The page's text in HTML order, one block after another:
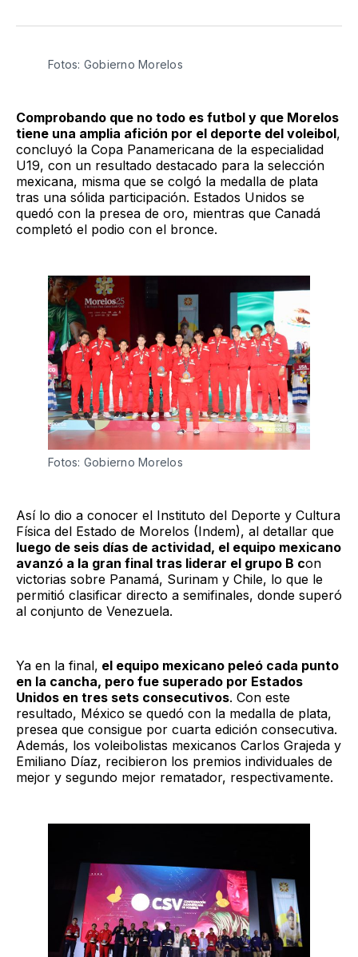
TwitterFacebook
LinkedIn
Email
Fotos: Gobierno Morelos
Comprobando que no todo es futbol y que Morelos
tiene una amplia afición por el deporte del voleibol,
concluyó la Copa Panamericana de la especialidad
U19, con un resultado destacado para la selección
mexicana, misma que se colgó la medalla de plata
tras una sólida participación. Estados Unidos se
quedó con la presea de oro, mientras que Canadá
completó el podio con el bronce.
Fotos: Gobierno Morelos
Así lo dio a conocer el Instituto del Deporte y Cultura
Física del Estado de Morelos (Indem), al detallar que
luego de seis días de actividad, el equipo mexicano
avanzó a la gran final tras liderar el grupo B con
victorias sobre Panamá, Surinam y Chile, lo que le
permitió clasificar directo a semifinales, donde superó
al conjunto de Venezuela.
Ya en la final, el equipo mexicano peleó cada punto
en la cancha, pero fue superado por Estados
Unidos en tres sets consecutivos. Con este
resultado, México se quedó con la medalla de plata,
presea que consigue por cuarta edición consecutiva.
Además, los voleibolistas mexicanos Carlos Grajeda y
Emiliano Díaz, recibieron los premios individuales de
mejor y segundo mejor rematador, respectivamente.